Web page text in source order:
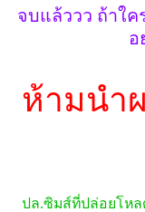
จบแล้ววว ถ้าใ
อ
ห้ามนำ
ปล.ซิมส์ที่ปล่อยโหล